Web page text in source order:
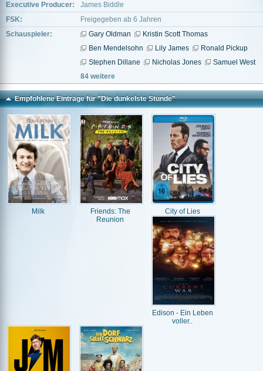
Executive Producer:
James Biddle
FSK:
Freigegeben ab 6 Jahren
Schauspieler:
Gary Oldman
Kristin Scott Thomas
Ben Mendelsohn
Lily James
Ronald Pickup
Stephen Dillane
Nicholas Jones
Samuel West
84 weitere
Empfohlene Einträge für "Die dunkelste Stunde"
Milk
Friends: The
Reunion
City of Lies
Edison - Ein Leben
voller..